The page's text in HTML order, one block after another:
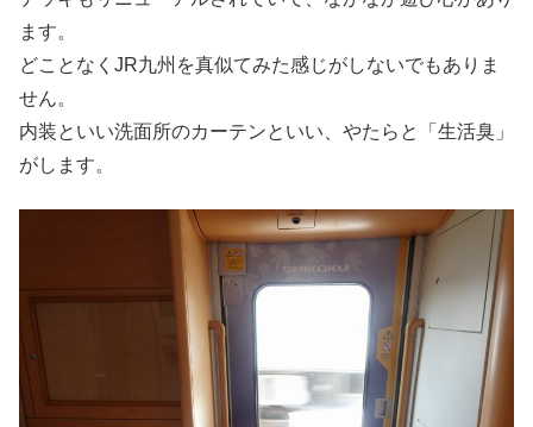
ます。
どことなくJR九州を真似てみた感じがしないでもありま
せん。
内装といい洗面所のカーテンといい、やたらと「生活臭」
がします。